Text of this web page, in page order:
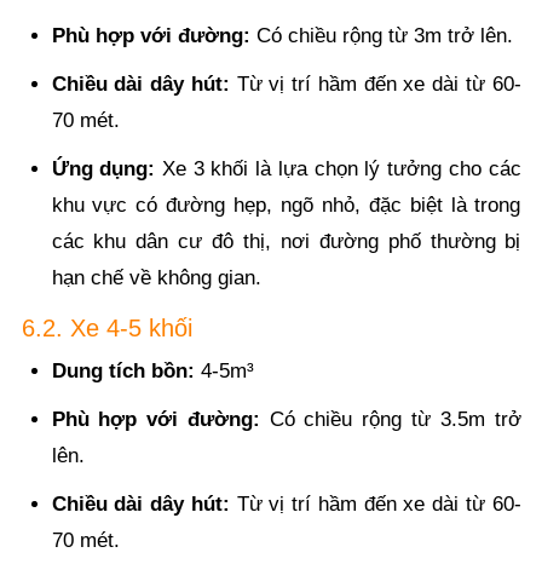
Phù hợp với đường: Có chiều rộng từ 3m trở lên.
Chiều dài dây hút: Từ vị trí hầm đến xe dài từ 60-
70 mét.
Ứng dụng: Xe 3 khối là lựa chọn lý tưởng cho các
khu vực có đường hẹp, ngõ nhỏ, đặc biệt là trong
các khu dân cư đô thị, nơi đường phố thường bị
hạn chế về không gian.
6.2. Xe 4-5 khối
Dung tích bồn: 4-5m³
Phù hợp với đường: Có chiều rộng từ 3.5m trở
lên.
Chiều dài dây hút: Từ vị trí hầm đến xe dài từ 60-
70 mét.